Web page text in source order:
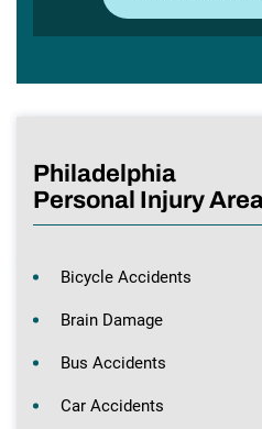
Philadelphia
Personal Injury
Bicycle Accidents
Brain Damage
Bus Accidents
Car Accidents